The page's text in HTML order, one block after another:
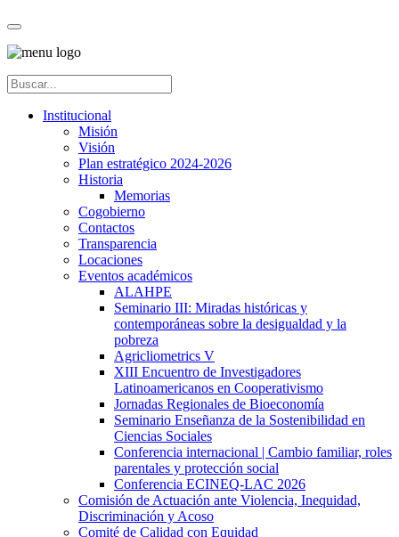
Institucional
Misión
Visión
Plan estratégico 2024-2026
Historia
Memorias
Cogobierno
Contactos
Transparencia
Locaciones
Eventos académicos
ALAHPE
Seminario III: Miradas históricas y
contemporáneas sobre la desigualdad y la
pobreza
Agricliometrics V
XIII Encuentro de Investigadores
Latinoamericanos en Cooperativismo
Jornadas Regionales de Bioeconomía
Seminario Enseñanza de la Sostenibilidad en
Ciencias Sociales
Conferencia internacional | Cambio familiar, roles
parentales y protección social
Conferencia ECINEQ-LAC 2026
Comisión de Actuación ante Violencia, Inequidad,
Discriminación y Acoso
Comité de Calidad con Equidad